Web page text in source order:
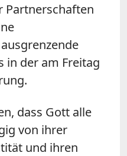
Partnerschaften
in der am Freitag
dass Gott alle
von ihrer
und ihren